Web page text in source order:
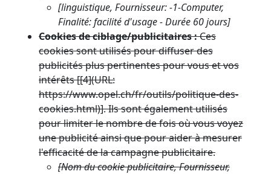
[linguistique, Fournisseur: -1-Computer,
Finalité: facilité d'usage - Durée 60 jours]
Cookies de ciblage/publicitaires :Ces
cookies sont utilisés pour diffuser des
publicités plus pertinentes pour vous et vos
intérêts [[4](URL:
https://www.opel.ch/fr/outils/politique-des-
cookies.html)]. Ils sont également utilisés
pour limiter le nombre de fois où vous voyez
une publicité ainsi que pour aider à mesurer
l'efficacité de la campagne publicitaire.
[Nom du cookie publicitaire, Fournisseur,